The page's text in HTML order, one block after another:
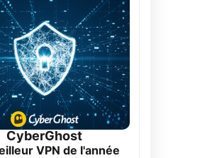
CyberGhost
VPN de l'année